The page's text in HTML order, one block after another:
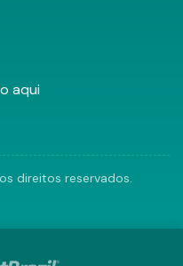
aqui
direitos reservados.